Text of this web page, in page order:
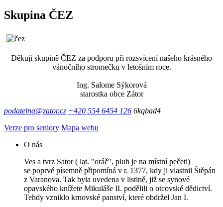
Skupina ČEZ
Děkuji skupině ČEZ za podporu při rozsvícení našeho krásného
vánočního stromečku v letošním roce.
Ing. Salome Sýkorová
starostka obce Zátor
podatelna@zator.cz +420 554 6454 126 6kqbad4
Verze pro seniory Mapa webu
O nás
Ves a tvrz Sator ( lat. "oráč", pluh je na místní pečeti)
se poprvé písemně připomíná v r. 1377, kdy ji vlastnil Štěpán
z Varanova. Tak byla uvedena v listině, již se synové
opavského knížete Mikuláše II. podělili o otcovské dědictví.
Tehdy vzniklo krnovské panství, které obdržel Jan I.